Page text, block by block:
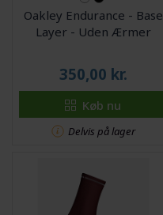
Oakley Endurance - Base
Layer - Uden Ærmer
350,00 kr.
Køb nu
Delvis på lager